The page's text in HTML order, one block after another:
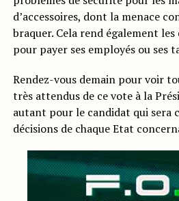
d’accessoires, dont la menace
braquer. Cela rend également
pour payer ses employés ou ses
Rendez-vous demain pour voir
très attendus de ce vote à la
autant pour le candidat qui sera
décisions de chaque Etat